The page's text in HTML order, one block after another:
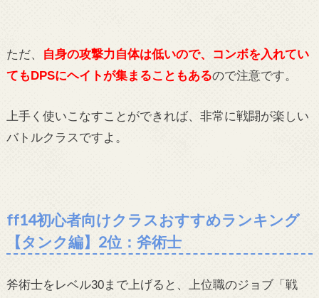
ただ、
自身の攻撃力自体は低いので、コンボを入れてい
てもDPSにヘイトが集まることもあるので注意です。
上手く使いこなすことができれば、非常に戦闘が楽しい
バトルクラスですよ。
ff14初心者向けクラスおすすめランキング
【タンク編】2位：斧術士
斧術士をレベル30まで上げると、上位職のジョブ「戦